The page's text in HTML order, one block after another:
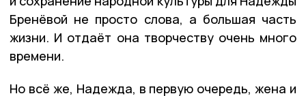
Бренёвой не просто слова, а большая часть
жизни. И отдаёт она творчеству очень много
времени.
Но всё же, Надежда, в первую очередь, жена и